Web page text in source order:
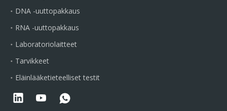
DNA -uuttopakkaus
RNA -uuttopakkaus
Laboratoriolaitteet
Tarvikkeet
Eläinlääketieteelliset testit